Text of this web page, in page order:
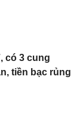
có 3 cung
tiền bạc rủng